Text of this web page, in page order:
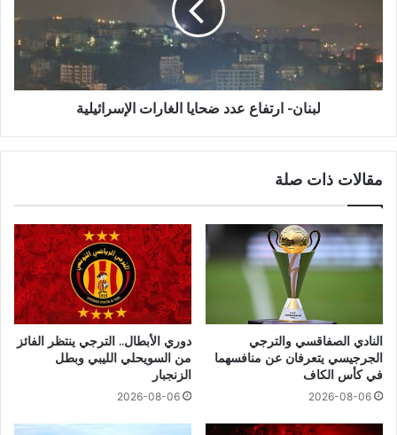
لبنان- ارتفاع عدد ضحايا الغارات الإسرائيلية
مقالات ذات صلة
النادي الصفاقسي والترجي
الجرجيسي يتعرفان عن منافسهما
في كأس الكاف
2026-08-06
دوري الأبطال.. الترجي ينتظر الفائز
من السويحلي الليبي وبطل
الزنجبار
2026-08-06